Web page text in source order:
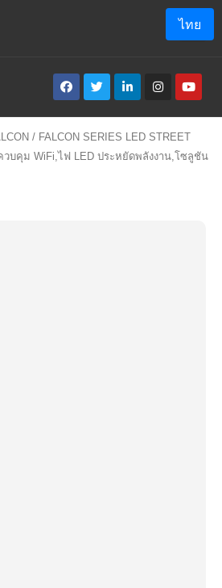
/ FALCON SERIES LED STREET
วบคุม WiFi,ไฟ LED ประหยัดพลังงาน,โซลูชัน
ไทย